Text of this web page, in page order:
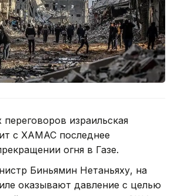
израильская
с ХАМАС последнее
огня в Газе.
Биньямин Нетаньяху, на
оказывают давление с целью